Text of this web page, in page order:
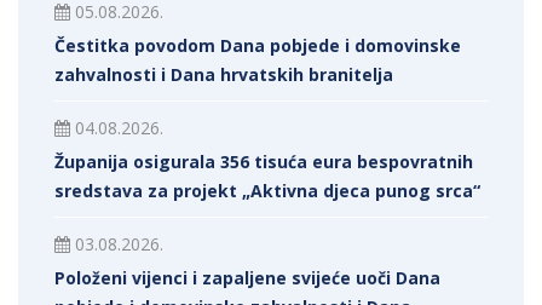
05.08.2026.
Čestitka povodom Dana pobjede i domovinske
zahvalnosti i Dana hrvatskih branitelja
04.08.2026.
Županija osigurala 356 tisuća eura bespovratnih
sredstava za projekt „Aktivna djeca punog srca“
03.08.2026.
Položeni vijenci i zapaljene svijeće uoči Dana